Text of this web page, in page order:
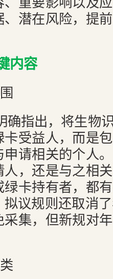
潜在风险，提
内容
确指出，将生物
受益人，而是
申请相关的个人
，还是与之相
绿卡持有者，都
议规则还取消
采集，但新规对